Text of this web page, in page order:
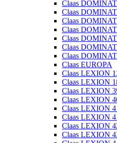
Claas
Claas
Claas
Claas
Claas
Claas
Claas
Claas EUROPA
Claas LEXION
Claas LEXION
Claas LEXION
Claas LEXION
Claas LEXION
Claas LEXION
Claas LEXION
Claas LEXION